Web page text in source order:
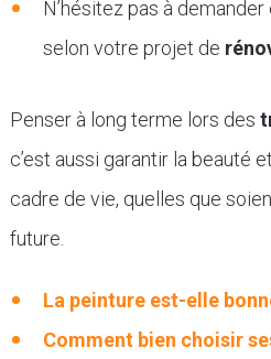
N’hésitez pas à
selon votre projet de
Penser à long terme lors des
c’est aussi garantir la beauté
cadre de vie, quelles que
future.
La peinture est-elle
Comment bien choisir